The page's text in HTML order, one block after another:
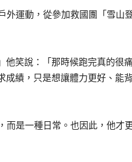
外運動，從參加救國團「雪山
他笑說：「那時候跑完真的很
成績，只是想讓體力更好、能
而是一種日常。也因此，他才